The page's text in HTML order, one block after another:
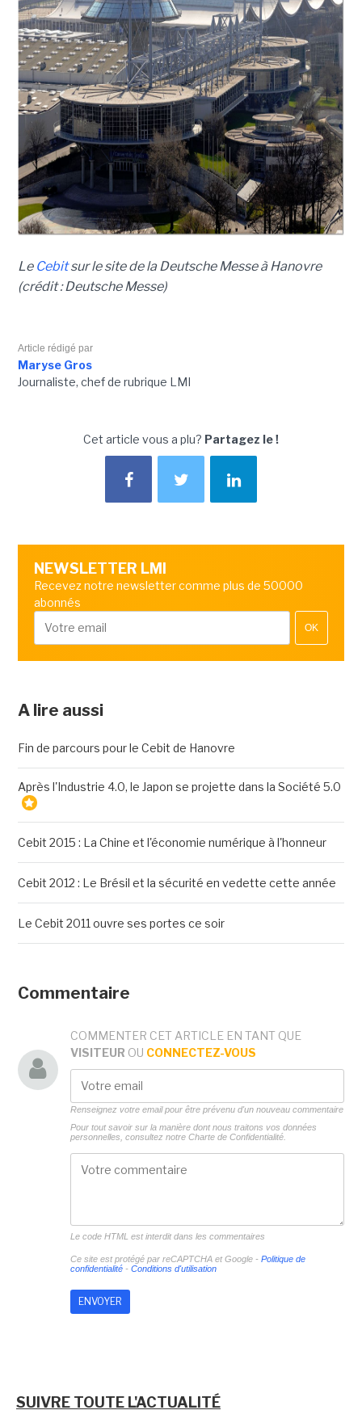
Le Cebitsur le site de la Deutsche Messe à Hanovre
(crédit : Deutsche Messe)
Article rédigé par
Maryse Gros
Journaliste, chef de rubrique LMI
Cet article vous a plu? Partagez le !
NEWSLETTER LMI
Recevez notre newsletter comme plus de 50000
abonnés
OK
A lire aussi
Fin de parcours pour le Cebit de Hanovre
Après l'Industrie 4.0, le Japon se projette dans la Société 5.0
Cebit 2015 : La Chine et l'économie numérique à l'honneur
Cebit 2012 : Le Brésil et la sécurité en vedette cette année
Le Cebit 2011 ouvre ses portes ce soir
Commentaire
COMMENTER CET ARTICLE EN TANT QUE
VISITEUR OU CONNECTEZ-VOUS
Renseignez votre email pour être prévenu d'un nouveau commentaire
Pour tout savoir sur la manière dont nous traitons vos données
personnelles, consultez notre Charte de Confidentialité.
Le code HTML est interdit dans les commentaires
Ce site est protégé par reCAPTCHA et Google - Politique de
confidentialité- Conditions d'utilisation
SUIVRE TOUTE L'ACTUALITÉ